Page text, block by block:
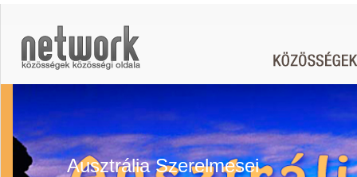
Ausztrália Szerelmesei